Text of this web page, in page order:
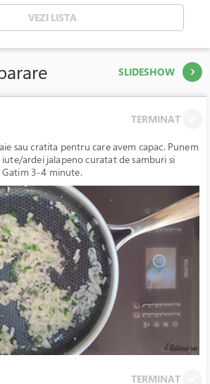
VEZI LISTA
SLIDESHOW
TERMINAT
sau cratita pentru care avem capac. Punem
ardei jalapeno curatat de samburi si
3-4 minute.
TERMINAT